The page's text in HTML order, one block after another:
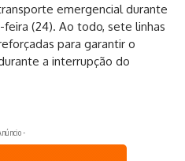
emergencial durante
(24). Ao todo, sete linhas
para garantir o
a interrupção do
-